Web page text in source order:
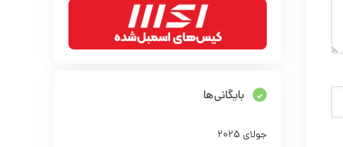
بایگانی‌ها
جولای 2025